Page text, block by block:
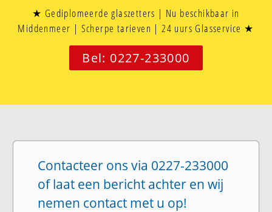
★ Gediplomeerde glaszetters | Nu beschikbaar in
Middenmeer | Scherpe tarieven | 24 uurs Glasservice ★
Bel: 0227-233000
Contacteer ons via 0227-233000
of laat een bericht achter en wij
nemen contact met u op!